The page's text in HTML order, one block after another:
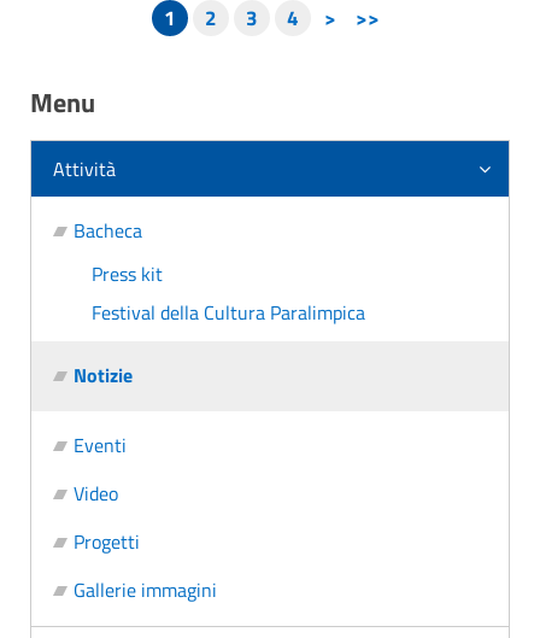
1 2 3 4 > >>
Menu
Attività
Bacheca
Press kit
Festival della Cultura Paralimpica
Notizie
Eventi
Video
Progetti
Gallerie immagini